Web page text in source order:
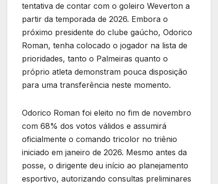
tentativa de contar com o goleiro Weverton a
partir da temporada de 2026. Embora o
próximo presidente do clube gaúcho, Odorico
Roman, tenha colocado o jogador na lista de
prioridades, tanto o Palmeiras quanto o
próprio atleta demonstram pouca disposição
para uma transferência neste momento.
Odorico Roman foi eleito no fim de novembro
com 68% dos votos válidos e assumirá
oficialmente o comando tricolor no triênio
iniciado em janeiro de 2026. Mesmo antes da
posse, o dirigente deu início ao planejamento
esportivo, autorizando consultas preliminares